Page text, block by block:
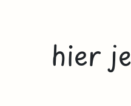
hier